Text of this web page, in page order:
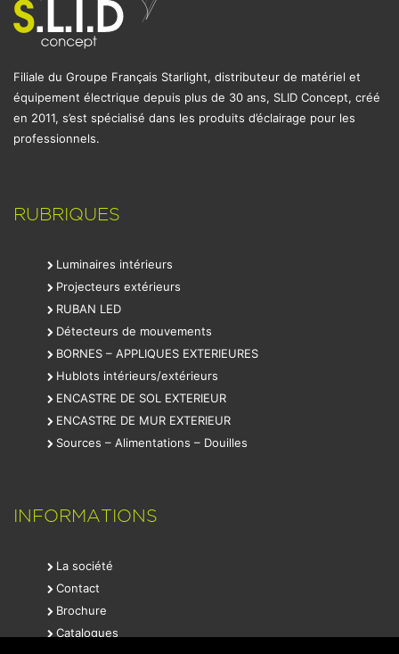
Filiale du Groupe Français Starlight, distributeur de matériel et
équipement électrique depuis plus de 30 ans, SLID Concept, créé
en 2011, s’est spécialisé dans les produits d’éclairage pour les
professionnels.
RUBRIQUES
Luminaires intérieurs
Projecteurs extérieurs
RUBAN LED
Détecteurs de mouvements
BORNES – APPLIQUES EXTERIEURES
Hublots intérieurs/extérieurs
ENCASTRE DE SOL EXTERIEUR
ENCASTRE DE MUR EXTERIEUR
Sources – Alimentations – Douilles
INFORMATIONS
La société
Contact
Brochure
Catalogues